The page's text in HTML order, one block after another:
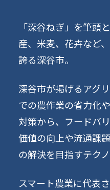
「深谷ねぎ」を筆頭
産、米麦、花卉など
誇る深谷市。
深谷市が掲げるアグ
での農作業の省力化
対策から、フードバ
価値の向上や流通課
の解決を目指すテク
スマート農業に代表